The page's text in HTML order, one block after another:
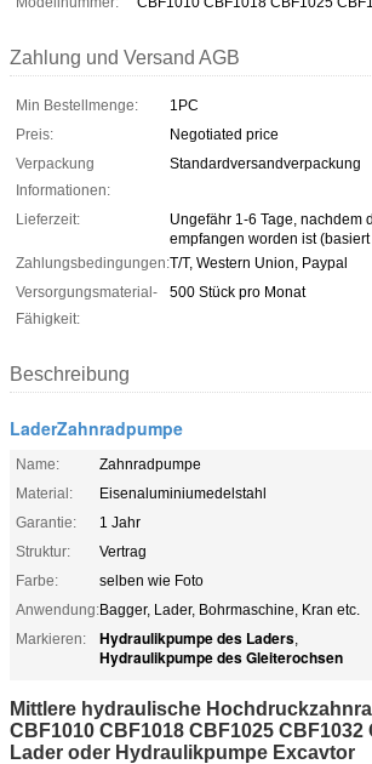
Zahlung und Versand AGB
Min Bestellmenge:
1PC
Preis:
Negotiated price
Verpackung
Informationen:
Standardversandverpackung
Lieferzeit:
Ungefähr 1-6 Tage, nachdem
empfangen worden ist
Zahlungsbedingungen:T/T, Western Union, Paypal
Versorgungsmaterial-
Fähigkeit:
500 Stück pro Monat
Beschreibung
LaderZahnradpumpe
Name:
Zahnradpumpe
Material:
Eisenaluminiumedelstahl
Garantie:
1 Jahr
Struktur:
Vertrag
Farbe:
selben wie Foto
Anwendung:Bagger, Lader, Bohrmaschine, Kran etc.
Markieren:
Hydraulikpumpe des Laders,
Hydraulikpumpe des Gleiterochsen
Mittlere hydraulische
CBF1010 CBF1018 CBF1025 CBF1032
Lader oder Hydraulikpumpe Excavtor